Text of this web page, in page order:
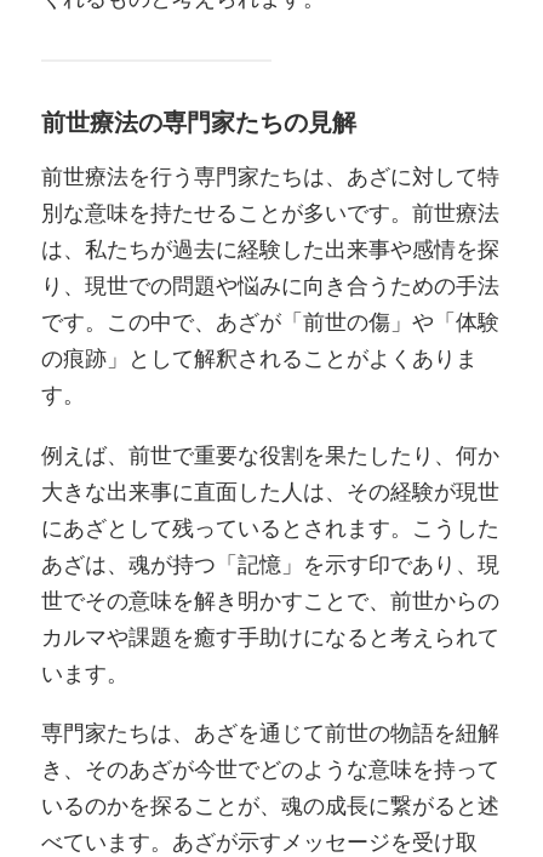
前世療法の専門家たちの見解
前世療法を行う専門家たちは、あざに対して特
別な意味を持たせることが多いです。前世療法
は、私たちが過去に経験した出来事や感情を探
り、現世での問題や悩みに向き合うための手法
です。この中で、あざが「前世の傷」や「体験
の痕跡」として解釈されることがよくありま
す。
例えば、前世で重要な役割を果たしたり、何か
大きな出来事に直面した人は、その経験が現世
にあざとして残っているとされます。こうした
あざは、魂が持つ「記憶」を示す印であり、現
世でその意味を解き明かすことで、前世からの
カルマや課題を癒す手助けになると考えられて
います。
専門家たちは、あざを通じて前世の物語を紐解
き、そのあざが今世でどのような意味を持って
いるのかを探ることが、魂の成長に繋がると述
べています。あざが示すメッセージを受け取